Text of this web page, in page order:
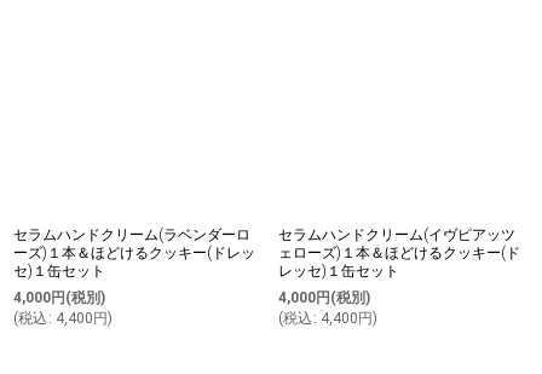
セラムハンドクリーム(ラベンダーロ
ーズ)１本＆ほどけるクッキー(ドレッ
セ)１缶セット
4,000円 (税別)
(税込 : 4,400 円)
セラムハンドクリーム(イヴピアッツ
ェローズ)１本＆ほどけるクッキー(ド
レッセ)１缶セット
4,000円 (税別)
(税込 : 4,400 円)